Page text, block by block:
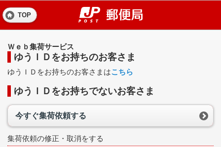
TOP
Ｗｅｂ集荷サービス
ゆうＩＤをお持ちのお客さま
ゆうＩＤをお持ちのお客さまはこちら
ゆうＩＤをお持ちでないお客さま
今すぐ集荷依頼する
集荷依頼の修正・取消をする